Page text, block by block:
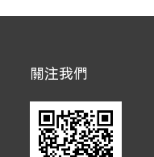
關注我們